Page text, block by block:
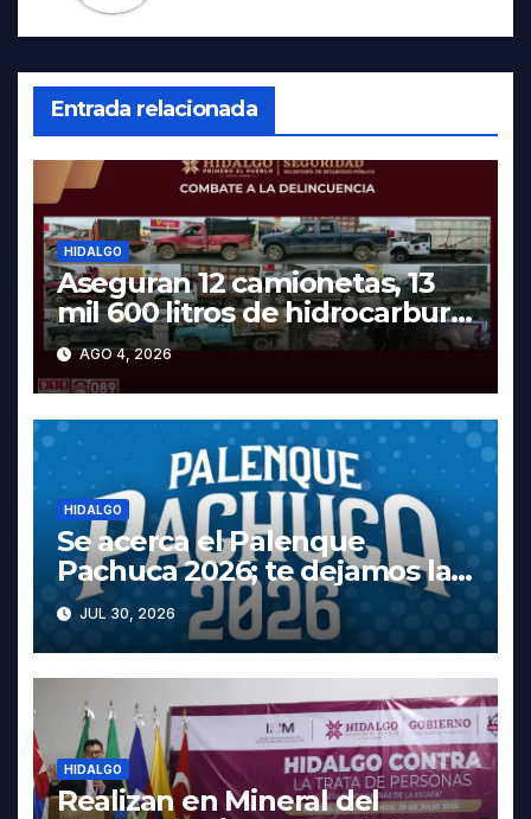
Entrada relacionada
HIDALGO
Aseguran 12 camionetas, 13
mil 600 litros de hidrocarburo
y dos vehículos robados en
Tula
AGO 4, 2026
HIDALGO
Se acerca el Palenque
Pachuca 2026; te dejamos la
cartelera completa, las fechas
y los precios
JUL 30, 2026
HIDALGO
Realizan en Mineral del